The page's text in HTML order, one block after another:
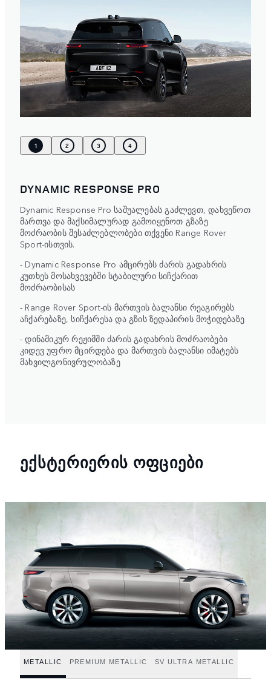
1 2 3 4
DYNAMIC RESPONSE PRO
Dynamic Response Pro საშუალებას გაძლევთ, დახვეწოთ
მართვა და მაქსიმალურად გამოიყენოთ გზაზე
მოძრაობის შესაძლებლობები თქვენი Range Rover
Sport-ისთვის.
- Dynamic Response Pro ამცირებს ძარის გადახრის
კუთხეს მოსახვევებში სტაბილური სიჩქარით
მოძრაობისას
- Range Rover Sport-ის მართვის ბალანსი რეაგირებს
აჩქარებაზე, სიჩქარესა და გზის ზედაპირის მოჭიდებაზე
- დინამიკურ რეჟიმში ძარის გადახრის მოძრაობები
კიდევ უფრო მცირდება და მართვის ბალანსი იმატებს
მახვილგონივრულობაზე
ᲔᲥᲡᲢᲔᲠᲘᲔᲠᲘᲡ ᲝᲤᲪᲘᲔᲑᲘ
METALLIC PREMIUM METALLIC SV ULTRA METALLIC